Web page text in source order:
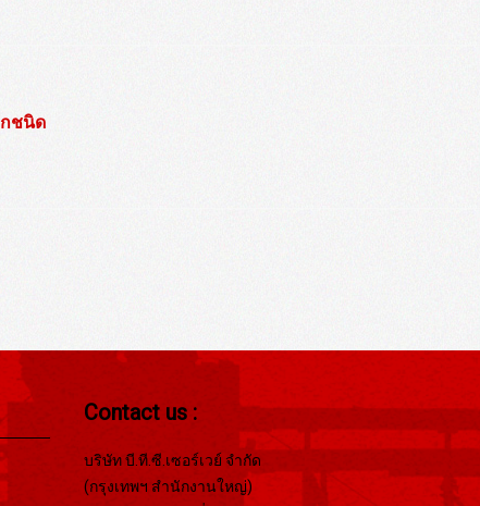
ชนิด
Contact us :
บริษัท บี.ที.ซี.เซอร์เวย์ จำกัด
(กรุงเทพฯ สำนักงานใหญ่)